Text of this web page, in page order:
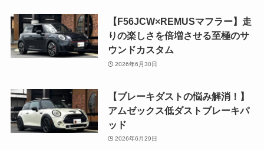
【F56JCW×REMUSマフラー】走
りの楽しさを倍増させる至極のサ
ウンドカスタム
2026年6月30日
【ブレーキダストの悩み解消！】
アムゼックス低ダストブレーキパ
ッド
2026年6月29日